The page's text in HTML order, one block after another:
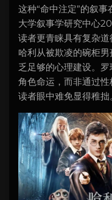
这种“命中注定”的叙
大学叙事学研究中心
读者更青睐具有复杂
哈利从被欺凌的碗柜
乏足够的心理建设。
角色命运，而非通过
读者眼中难免显得稚拙